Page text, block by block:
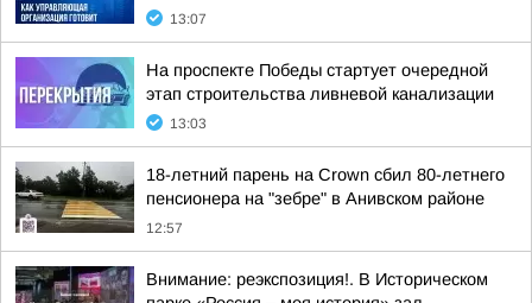
13:07
На проспекте Победы стартует очередной
этап строительства ливневой канализации
13:03
18-летний парень на Crown сбил 80-летнего
пенсионера на "зебре" в Анивском районе
12:57
Внимание: реэкспозиция!. В Историческом